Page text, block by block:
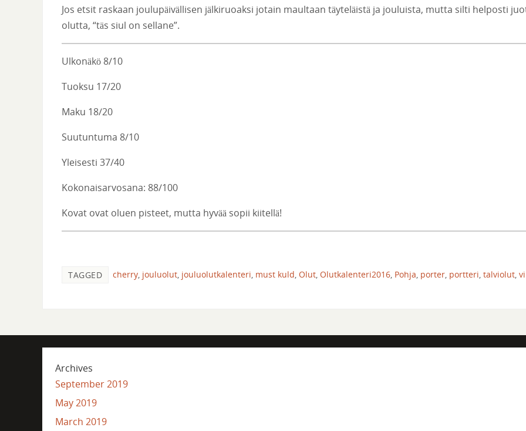
Jos etsit raskaan joulupäivällisen jälkiruoaksi jotain maultaan täyteläistä ja jouluista, mutta silti helposti
olutta, “täs siul on sellane”.
Ulkonäkö 8/10
Tuoksu 17/20
Maku 18/20
Suutuntuma 8/10
Yleisesti 37/40
Kokonaisarvosana: 88/100
Kovat ovat oluen pisteet, mutta hyvää sopii kiitellä!
TAGGED cherry jouluolut jouluolutkalenteri must kuld Olut Olutkalenteri2016 Pohja porter portteri talviolut
Archives
September 2019
May 2019
March 2019